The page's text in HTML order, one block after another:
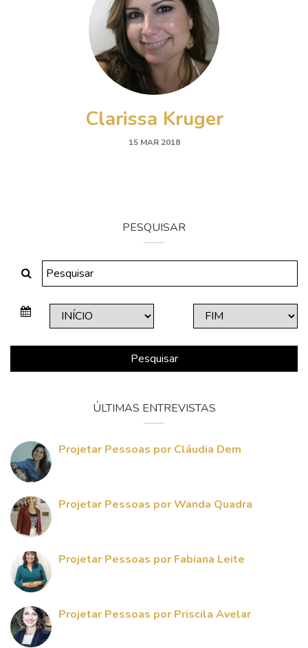
Clarissa Kruger
15 MAR 2018
PESQUISAR
Pesquisar
ÚLTIMAS ENTREVISTAS
Projetar Pessoas por Cláudia Dem
Projetar Pessoas por Wanda Quadra
Projetar Pessoas por Fabiana Leite
Projetar Pessoas por Priscila Avelar